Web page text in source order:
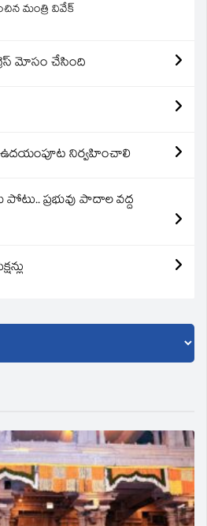
మంత్రి వివేక్
మోసం చేసింది
ఉదయంపూట నిర్వహించాలి
పోటు.. ప్రభువు పాదాల వద్ద